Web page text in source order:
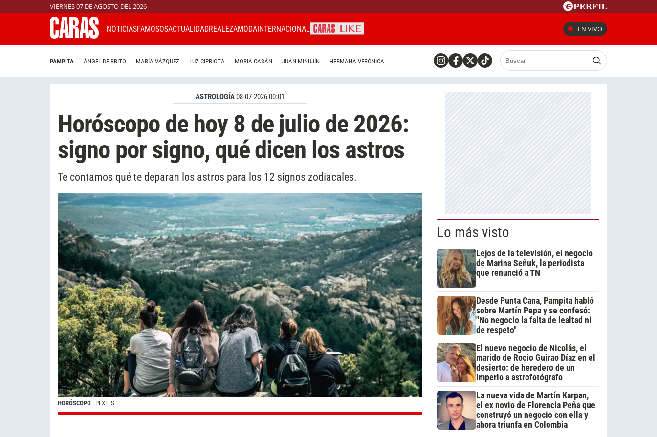
VIERNES 07 DE AGOSTO DEL 2026
NOTICIASFAMOSOSACTUALIDADREALEZAMODAINTERNACIONAL EN VIVO
PAMPITA ÁNGEL DE BRITO MARÍA VÁZQUEZ LUZ CIPRIOTA MORIA CASÁN JUAN MINUJÍN HERMANA VERÓNICA
ASTROLOGÍA08-07-2026 00:01
Horóscopo de hoy 8 de julio de 2026:
signo por signo, qué dicen los astros
Te contamos qué te deparan los astros para los 12 signos zodiacales.
HORÓSCOPO | PEXELS
Lo más visto
Lejos de la televisión, el negocio
de Marina Señuk, la periodista
que renunció a TN
Desde Punta Cana, Pampita habló
sobre Martín Pepa y se confesó:
"No negocio la falta de lealtad ni
de respeto"
El nuevo negocio de Nicolás, el
marido de Rocío Guirao Díaz en el
desierto: de heredero de un
imperio a astrofotógrafo
La nueva vida de Martín Karpan,
el ex novio de Florencia Peña que
construyó un negocio con ella y
ahora triunfa en Colombia